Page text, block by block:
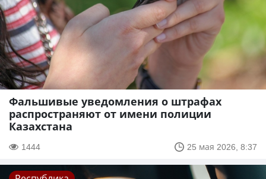
Фальшивые уведомления о штрафах
распространяют от имени полиции
Казахстана
1444 25 мая 2026, 8:37